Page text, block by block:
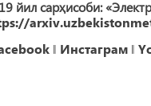
йил сарҳисоби:
‖ Инстаграм‖